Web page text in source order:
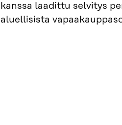
kanssa laadittu selvitys
aluellisista